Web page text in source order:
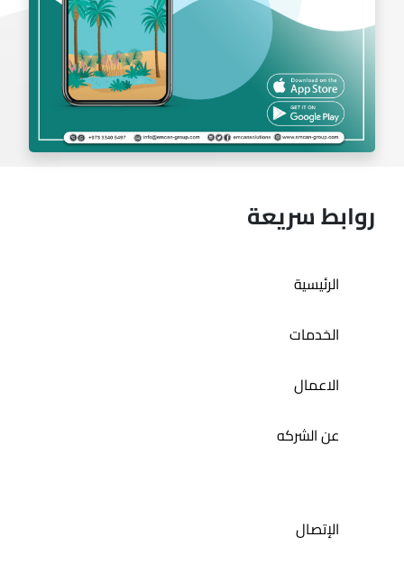
روابط سريعة
الرئيسية
الخدمات
الاعمال
عن الشركه
الإتصال